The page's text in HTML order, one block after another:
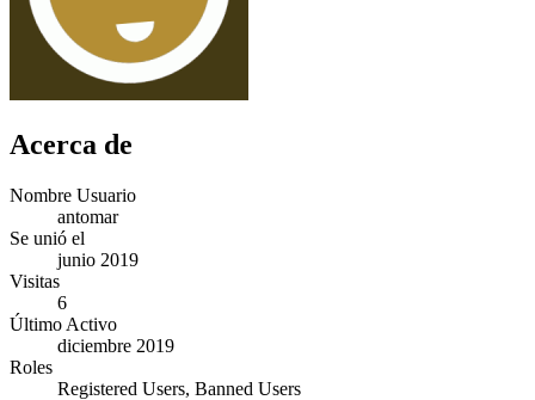
Acerca de
Nombre Usuario
antomar
Se unió el
junio 2019
Visitas
6
Último Activo
diciembre 2019
Roles
Registered Users, Banned Users